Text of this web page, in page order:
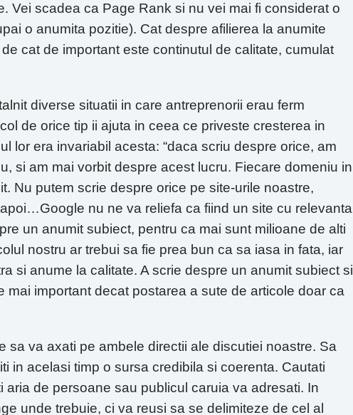
Vei scadea ca Page Rank si nu vei mai fi considerat o
o anumita pozitie). Cat despre afilierea la anumite
cat de important este continutul de calitate, cumulat
diverse situatii in care antreprenorii erau ferm
de orice tip ii ajuta in ceea ce priveste cresterea in
lor era invariabil acesta: “daca scriu despre orice, am
si am mai vorbit despre acest lucru. Fiecare domeniu in
Nu putem scrie despre orice pe site-urile noastre,
nu ne va reliefa ca fiind un site cu relevanta
un anumit subiect, pentru ca mai sunt milioane de alti
nostru ar trebui sa fie prea bun ca sa iasa in fata, iar
si anume la calitate. A scrie despre un anumit subiect si
mai important decat postarea a sute de articole doar ca
sa va axati pe ambele directii ale discutiei noastre. Sa
in acelasi timp o sursa credibila si coerenta. Cautati
de persoane sau publicul caruia va adresati. In
unde trebuie, ci va reusi sa se delimiteze de cel al